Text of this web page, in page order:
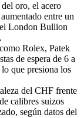
oro, el acero
entre un
London Bullion
Rolex, Patek
de espera de 6 a
lo que presiona los
del CHF frente
calibres suizos
según datos del